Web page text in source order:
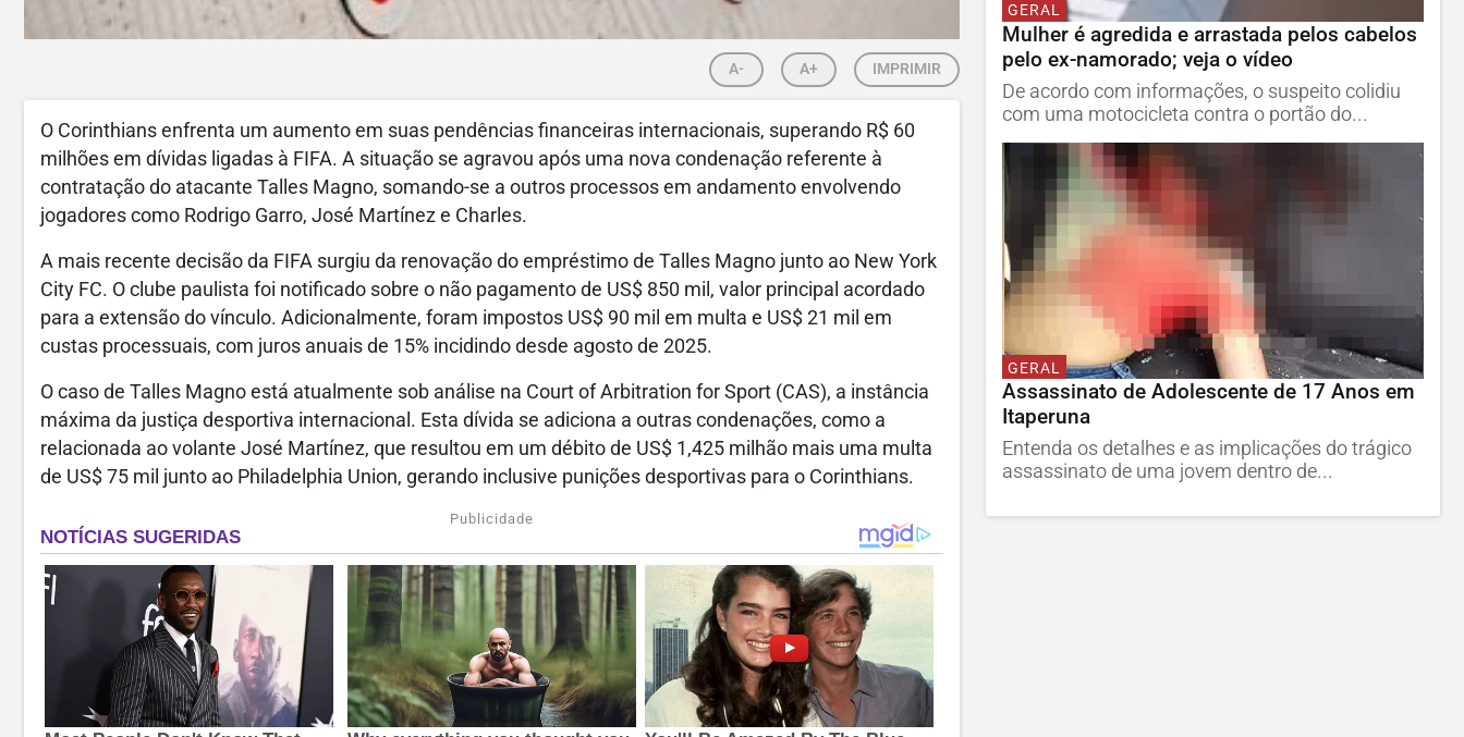
A- A+ IMPRIMIR
O Corinthians enfrenta um aumento em suas pendências financeiras internacionais, superando R$ 60
milhões em dívidas ligadas à FIFA. A situação se agravou após uma nova condenação referente à
contratação do atacante Talles Magno, somando-se a outros processos em andamento envolvendo
jogadores como Rodrigo Garro, José Martínez e Charles.
A mais recente decisão da FIFA surgiu da renovação do empréstimo de Talles Magno junto ao New York
City FC. O clube paulista foi notificado sobre o não pagamento de US$ 850 mil, valor principal acordado
para a extensão do vínculo. Adicionalmente, foram impostos US$ 90 mil em multa e US$ 21 mil em
custas processuais, com juros anuais de 15% incidindo desde agosto de 2025.
O caso de Talles Magno está atualmente sob análise na Court of Arbitration for Sport (CAS), a instância
máxima da justiça desportiva internacional. Esta dívida se adiciona a outras condenações, como a
relacionada ao volante José Martínez, que resultou em um débito de US$ 1,425 milhão mais uma multa
de US$ 75 mil junto ao Philadelphia Union, gerando inclusive punições desportivas para o Corinthians.
Publicidade
GERAL
Mulher é agredida e arrastada pelos cabelos
pelo ex-namorado; veja o vídeo
De acordo com informações, o suspeito colidiu
com uma motocicleta contra o portão do...
GERAL
Assassinato de Adolescente de 17 Anos em
Itaperuna
Entenda os detalhes e as implicações do trágico
assassinato de uma jovem dentro de...